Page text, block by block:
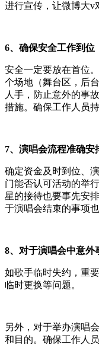
进行宣传，让微博大v
6、确保安全工作到位
安全一定要放在首位
个场地（舞台区，后
人手，防止意外的事
措施。确保工作人员
7、演唱会流程准确安
确定资金及时到位、
门能否认可活动的举
星的接待也要事先安
于演唱会结束的事项
8、对于演唱会中意外
如歌手临时失约，重
临时更换等问题。
另外，对于举办演唱
和目的。确保工作人